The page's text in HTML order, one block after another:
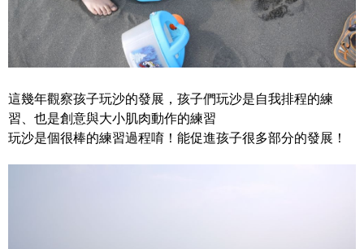
這幾年觀察孩子玩沙的發展，孩子們玩沙是自我排程的練
習、也是創意與大小肌肉動作的練習
玩沙是個很棒的練習過程唷！能促進孩子很多部分的發展！